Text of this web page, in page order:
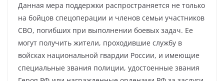
Данная мера поддержки распространяется не только
на бойцов спецоперации и членов семьи участников
СВО, погибших при выполнении боевых задач. Ее
могут получить жители, проходившие службу в
войсках национальной гвардии России, и имеющие
специальные звания полиции, удостоенные звания